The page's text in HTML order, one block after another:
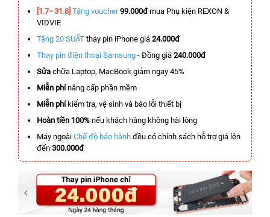
[1.7–31.8] Tặng voucher 99.000đmua Phụ kiện REXON &
VIDVIE
Tặng 20 SUẤT thay pin iPhone giá 24.000đ
Thay pin điện thoại Samsung - Đồng giá 240.000đ
Sửa chữa Laptop, MacBook giảm ngay 45%
Miễn phínâng cấp phần mềm
Miễn phíkiểm tra, vệ sinh và báo lỗi thiết bị
Hoàn tiền 100% nếu khách hàng không hài lòng
Máy ngoài Chế độ bảo hành đều có chính sách hỗ trợ giá lên
đến 300.000đ